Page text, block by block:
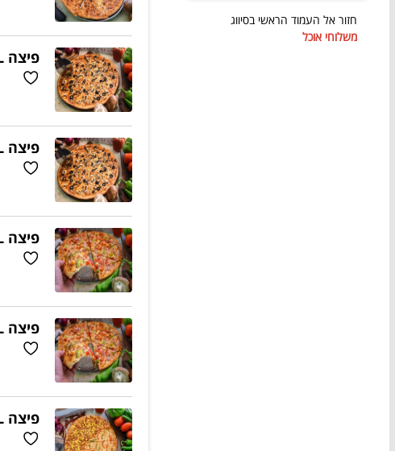
חזור אל העמוד הראשי בסיווג
משלוחי אוכל
פיצה L + ספגטי ברוטב עגבניות
פיצה XL + ספגטי ברוטב עגבניות
פיצה L + לחם שום קטן + בקבוק 1.5
פיצה XL + לחם שום קטן + בקבוק 1.5
פיצה L ו 3 תוספות